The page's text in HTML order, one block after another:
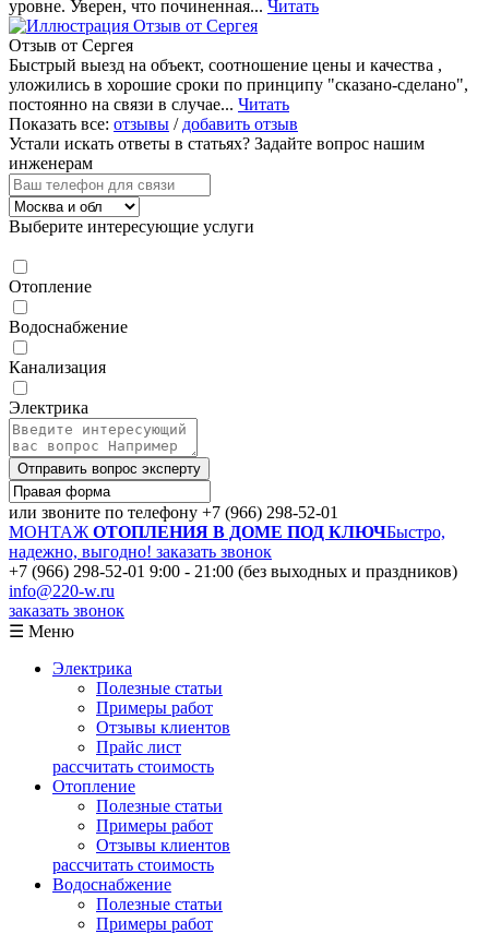
уровне. Уверен, что починенная... Читать
Отзыв от Сергея
Быстрый выезд на объект, соотношение цены и качества ,
уложились в хорошие сроки по принципу "сказано-сделано",
постоянно на связи в случае... Читать
Показать все: отзывы / добавить отзыв
Устали искать ответы в статьях? Задайте вопрос нашим
инженерам
Выберите интересующие услуги
Отопление
Водоснабжение
Канализация
Электрика
Отправить вопрос эксперту
или звоните по телефону +7 (966) 298-52-01
МОНТАЖ ОТОПЛЕНИЯ В ДОМЕ ПОД КЛЮЧБыстро,
надежно, выгодно! заказать звонок
+7 (966) 298-52-01 9:00 - 21:00 (без выходных и праздников)
info@220-w.ru
заказать звонок
☰ Меню
Электрика
Полезные статьи
Примеры работ
Отзывы клиентов
Прайс лист
рассчитать стоимость
Отопление
Полезные статьи
Примеры работ
Отзывы клиентов
рассчитать стоимость
Водоснабжение
Полезные статьи
Примеры работ